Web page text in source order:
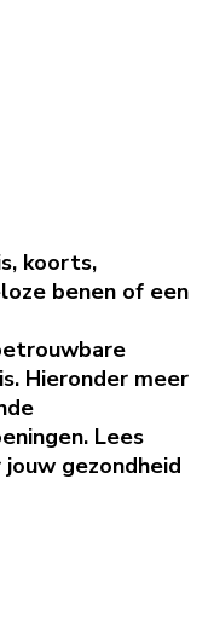
koorts,
benen of een
Hieronder meer
Lees
gezondheid